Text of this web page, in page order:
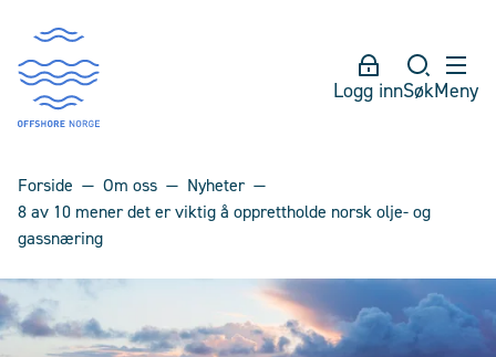
Logg innSøkMeny
Forside Om oss
Nyheter
8 av 10 mener det er viktig å opprettholde norsk olje- og
gassnæring